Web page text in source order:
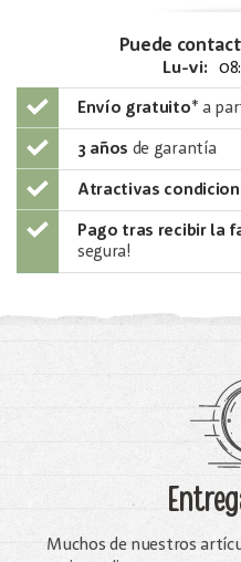
Puede
Lu-vi:
Envío gratuito* a
3 años de garantía
Atractivas
Pago tras recibir la
segura!
Muchos de nuestros